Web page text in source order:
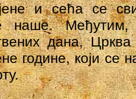
и сећа се
наше. Међутим,
дана,
године, који се